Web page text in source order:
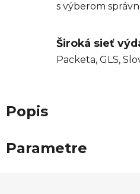
s výberom
Široká sieť
Packeta, GLS,
Popis
Parametre